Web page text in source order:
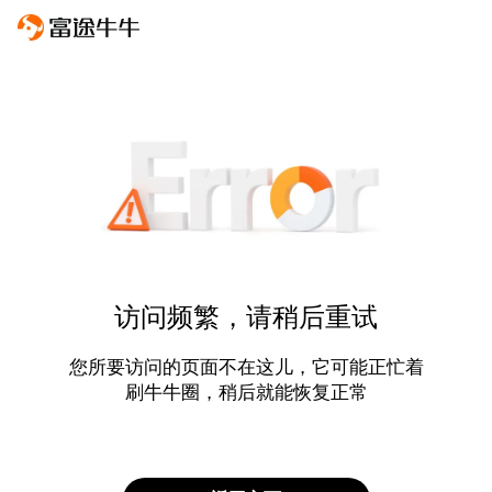
访问频繁，请稍后重试
您所要访问的页面不在这儿，它可能正忙着
刷牛牛圈，稍后就能恢复正常